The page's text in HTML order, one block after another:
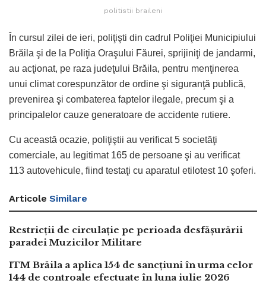
politistii braileni
În cursul zilei de ieri, poliţişti din cadrul Poliţiei Municipiului
Brăila şi de la Poliţia Oraşului Făurei, sprijiniţi de jandarmi,
au acţionat, pe raza judeţului Brăila, pentru menţinerea
unui climat corespunzător de ordine şi siguranţă publică,
prevenirea şi combaterea faptelor ilegale, precum şi a
principalelor cauze generatoare de accidente rutiere.
Cu această ocazie, poliţiştii au verificat 5 societăţi
comerciale, au legitimat 165 de persoane şi au verificat
113 autovehicule, fiind testaţi cu aparatul etilotest 10 şoferi.
Articole Similare
Restricții de circulație pe perioada desfășurării
paradei Muzicilor Militare
ITM Brăila a aplica 154 de sancțiuni în urma celor
144 de controale efectuate în luna iulie 2026